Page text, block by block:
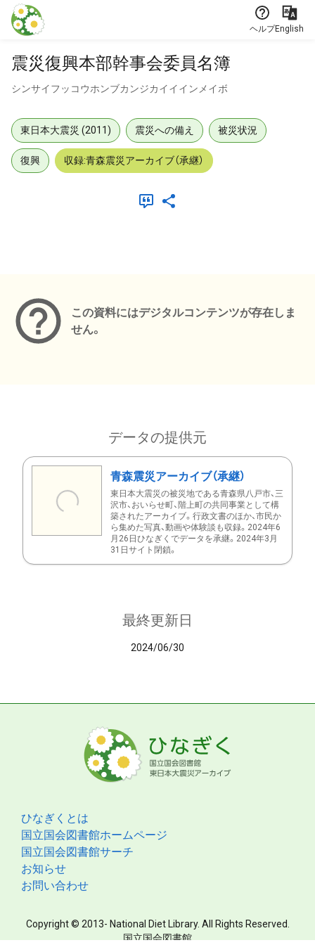
本文に飛ぶ
ヘルプEnglish
震災復興本部幹事会委員名簿
シンサイフッコウホンブカンジカイイインメイボ
東日本大震災 (2011) 震災への備え 被災状況
復興 収録:青森震災アーカイブ（承継）
この資料にはデジタルコンテンツが存在しま
せん。
データの提供元
青森震災アーカイブ（承継）
東日本大震災の被災地である青森県八戸市、三
沢市、おいらせ町、階上町の共同事業として構
築されたアーカイブ。行政文書のほか、市民か
ら集めた写真、動画や体験談も収録。2024年6
月26日ひなぎくでデータを承継。2024年3月
31日サイト閉鎖。
最終更新日
2024/06/30
ひなぎくとは
国立国会図書館ホームページ
国立国会図書館サーチ
お知らせ
お問い合わせ
Copyright © 2013- National Diet Library. All Rights Reserved.